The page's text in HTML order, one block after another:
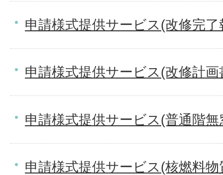
申請様式提供サービス(改修完了
申請様式提供サービス(改修計画
申請様式提供サービス(普通階
申請様式提供サービス(核燃料